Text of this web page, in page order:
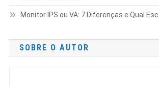
Monitor IPS ou VA: 7 Diferenças e Qual
SOBRE O AUTOR